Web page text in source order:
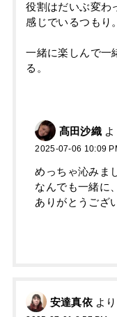
役割はだいぶ変わ
感じでいるつもり。
一緒に楽しんで一
る。
髙田沙織
2025-07-06 10:09
めっちゃ沁みま
なんでも一緒に
ありがとうござ
安達真依 よ